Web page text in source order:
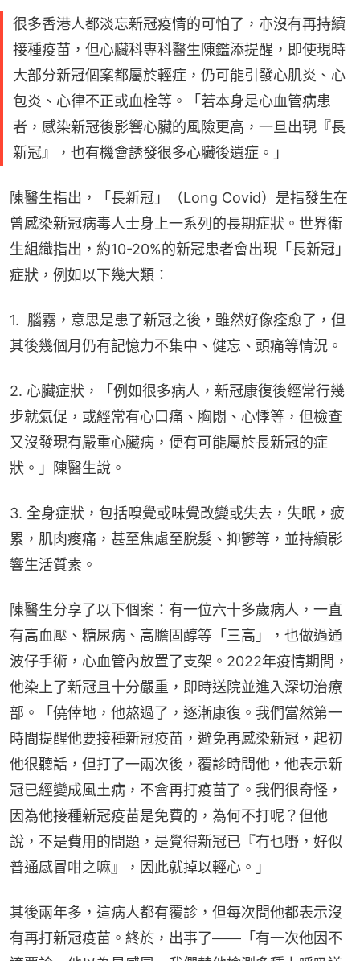
很多香港人都淡忘新冠疫情的可怕了，亦沒有再持續
接種疫苗，但心臟科專科醫生陳鑑添提醒，即使現時
大部分新冠個案都屬於輕症，仍可能引發心肌炎、心
包炎、心律不正或血栓等。「若本身是心血管病患
者，感染新冠後影響心臟的風險更高，一旦出現『長
新冠』，也有機會誘發很多心臟後遺症。」
陳醫生指出，「長新冠」（Long Covid）是指發生在
曾感染新冠病毒人士身上一系列的長期症狀。世界衛
生組織指出，約10-20%的新冠患者會出現「長新冠」
症狀，例如以下幾大類：
1.  腦霧，意思是患了新冠之後，雖然好像痊愈了，但
其後幾個月仍有記憶力不集中、健忘、頭痛等情況。
2. 心臟症狀，「例如很多病人，新冠康復後經常行幾
步就氣促，或經常有心口痛、胸悶、心悸等，但檢查
又沒發現有嚴重心臟病，便有可能屬於長新冠的症
狀。」陳醫生說。
3. 全身症狀，包括嗅覺或味覺改變或失去，失眠，疲
累，肌肉痠痛，甚至焦慮至脫髮、抑鬱等，並持續影
響生活質素。
陳醫生分享了以下個案：有一位六十多歲病人，一直
有高血壓、糖尿病、高膽固醇等「三高」，也做過通
波仔手術，心血管內放置了支架。2022年疫情期間，
他染上了新冠且十分嚴重，即時送院並進入深切治療
部。「僥倖地，他熬過了，逐漸康復。我們當然第一
時間提醒他要接種新冠疫苗，避免再感染新冠，起初
他很聽話，但打了一兩次後，覆診時問他，他表示新
冠已經變成風土病，不會再打疫苗了。我們很奇怪，
因為他接種新冠疫苗是免費的，為何不打呢？但他
說，不是費用的問題，是覺得新冠已『冇乜嘢，好似
普通感冒咁之嘛』，因此就掉以輕心。」
其後兩年多，這病人都有覆診，但每次問他都表示沒
有再打新冠疫苗。終於，出事了——「有一次他因不